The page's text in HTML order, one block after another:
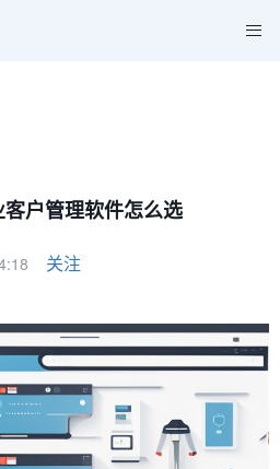
户管理软件怎么选
关注